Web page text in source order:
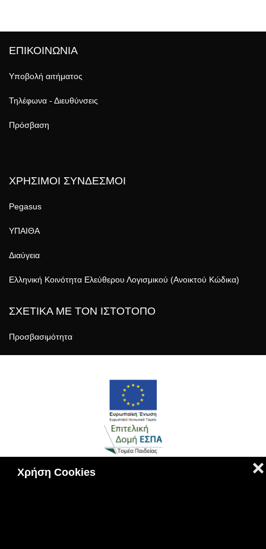
Χρήση Cookies ❌
ΕΠΙΚΟΙΝΩΝΙΑ
Υποβολή αιτήματος
Τηλέφωνα - Διευθύνσεις
Πρόσβαση
ΧΡΗΣΙΜΟΙ ΣΥΝΔΕΣΜΟΙ
Pegasus
ΥΠΑΙΘΑ
Διαύγεια
Ελληνική Κοινότητα Ελεύθερου Λογισμικού (Ανοικτού Κώδικα)
ΣΧΕΤΙΚΑ ΜΕ ΤΟΝ ΙΣΤΟΤΟΠΟ
Προσβασιμότητα